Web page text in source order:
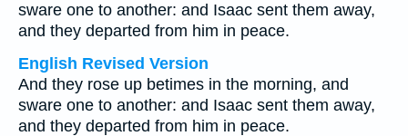
sware one to another: and Isaac sent them away,
and they departed from him in peace.
English Revised Version
And they rose up betimes in the morning, and
sware one to another: and Isaac sent them away,
and they departed from him in peace.